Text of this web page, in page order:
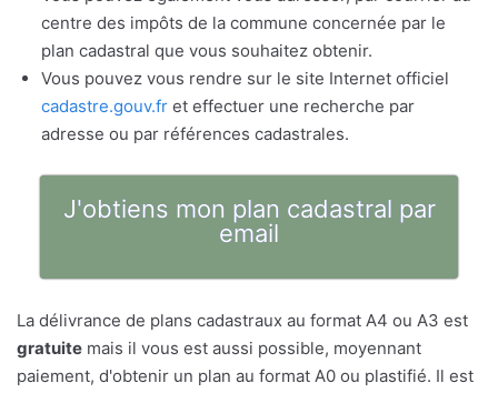
centre des impôts de la commune concernée par le
plan cadastral que vous souhaitez obtenir.
Vous pouvez vous rendre sur le site Internet officiel
cadastre.gouv.fr et effectuer une recherche par
adresse ou par références cadastrales.
J'obtiens mon plan cadastral par
email
La délivrance de plans cadastraux au format A4 ou A3 est
gratuite mais il vous est aussi possible, moyennant
paiement, d'obtenir un plan au format A0 ou plastifié. Il est